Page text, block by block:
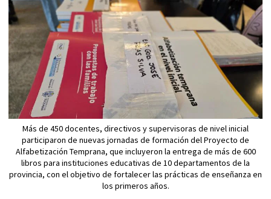
Más de 450 docentes, directivos y supervisoras de nivel inicial
participaron de nuevas jornadas de formación del Proyecto de
Alfabetización Temprana, que incluyeron la entrega de más de 600
libros para instituciones educativas de 10 departamentos de la
provincia, con el objetivo de fortalecer las prácticas de enseñanza en
los primeros años.